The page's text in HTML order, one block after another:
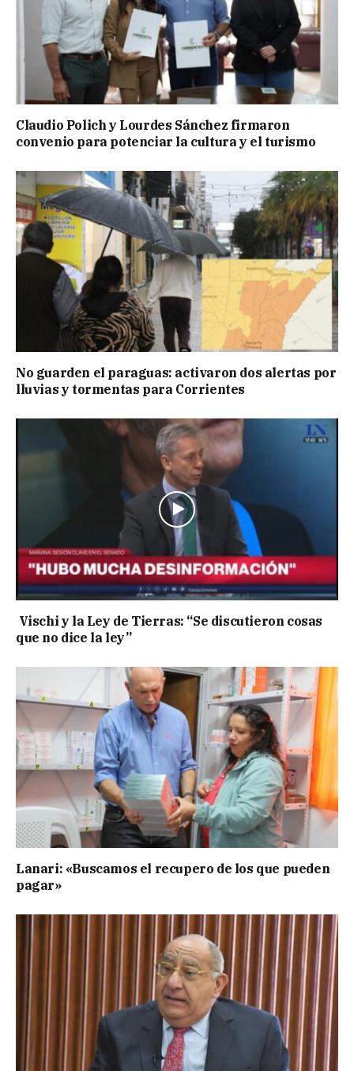
Claudio Polich y Lourdes Sánchez firmaron
convenio para potenciar la cultura y el turismo
No guarden el paraguas: activaron dos alertas por
lluvias y tormentas para Corrientes
Vischi y la Ley de Tierras: “Se discutieron cosas
que no dice la ley”
Lanari: «Buscamos el recupero de los que pueden
pagar»